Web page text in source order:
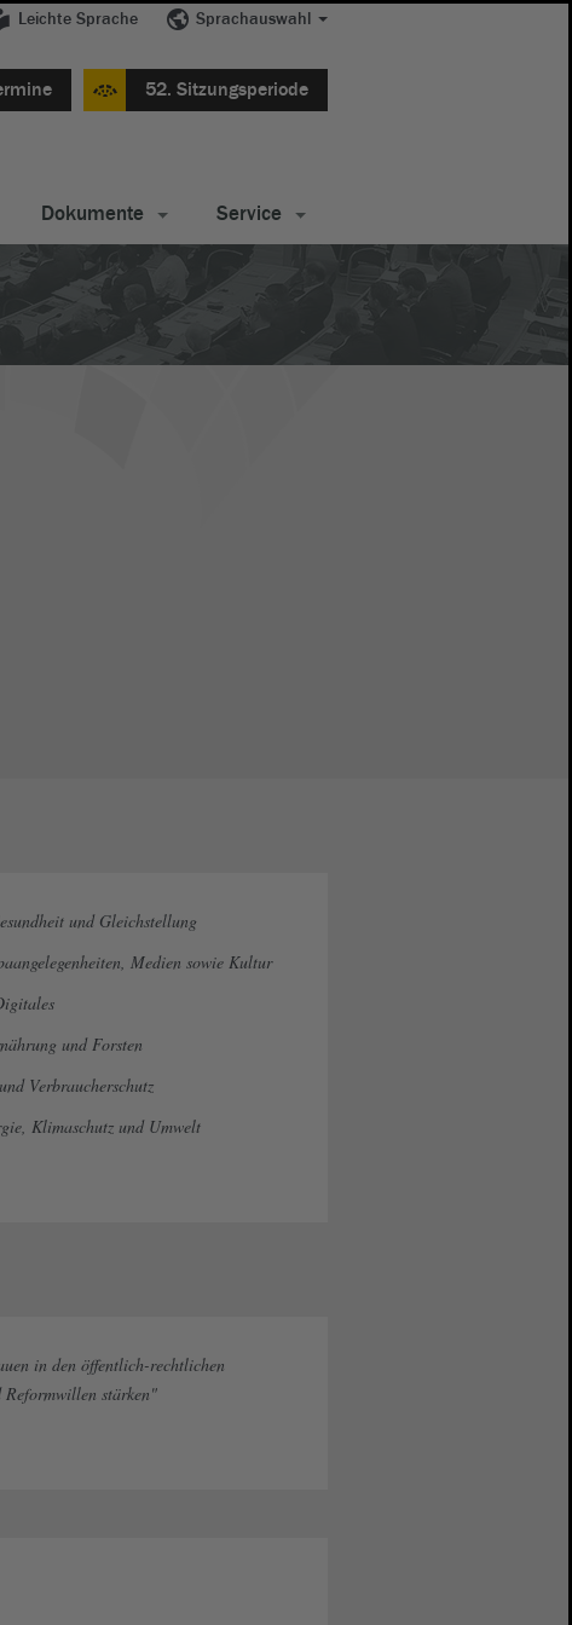
Leichte Sprache Sprachauswahl
52. Sitzungsperiode
Dokumente Service
und Gleichstellung
Medien sowie Kultur
und Forsten
Verbraucherschutz
Klimaschutz und Umwelt
in den öffentlich-rechtlichen
Reformwillen stärken"